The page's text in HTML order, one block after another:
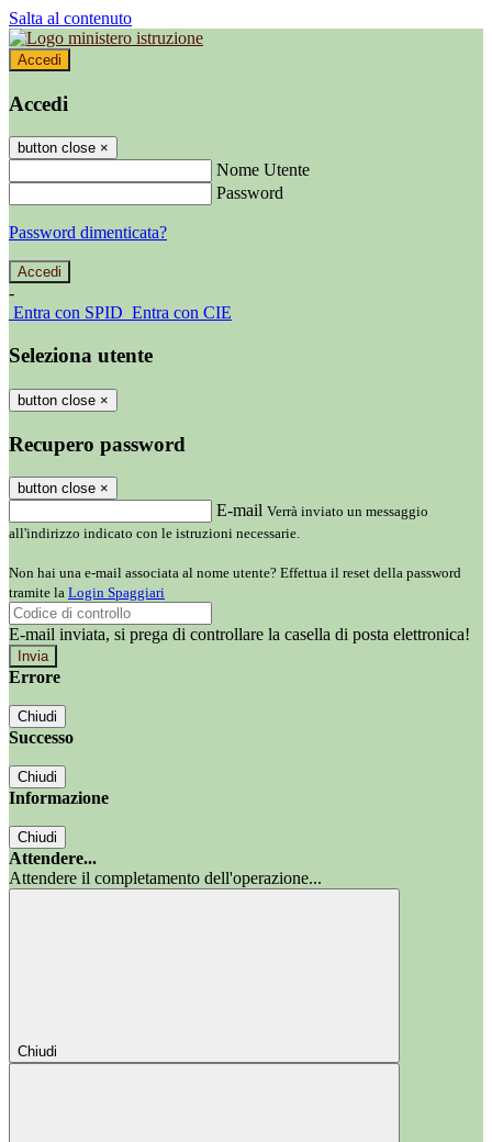
Salta al contenuto
Accedi
Accedi
button close ×
Nome Utente
Password
Password dimenticata?
-
Entra con SPID Entra con CIE
Seleziona utente
button close ×
Recupero password
button close ×
E-mail Verrà inviato un messaggio
all'indirizzo indicato con le istruzioni necessarie.
Non hai una e-mail associata al nome utente? Effettua il reset della password
tramite la Login Spaggiari
E-mail inviata, si prega di controllare la casella di posta elettronica!
Errore
Chiudi
Successo
Chiudi
Informazione
Chiudi
Attendere...
Attendere il completamento dell'operazione...
Chiudi